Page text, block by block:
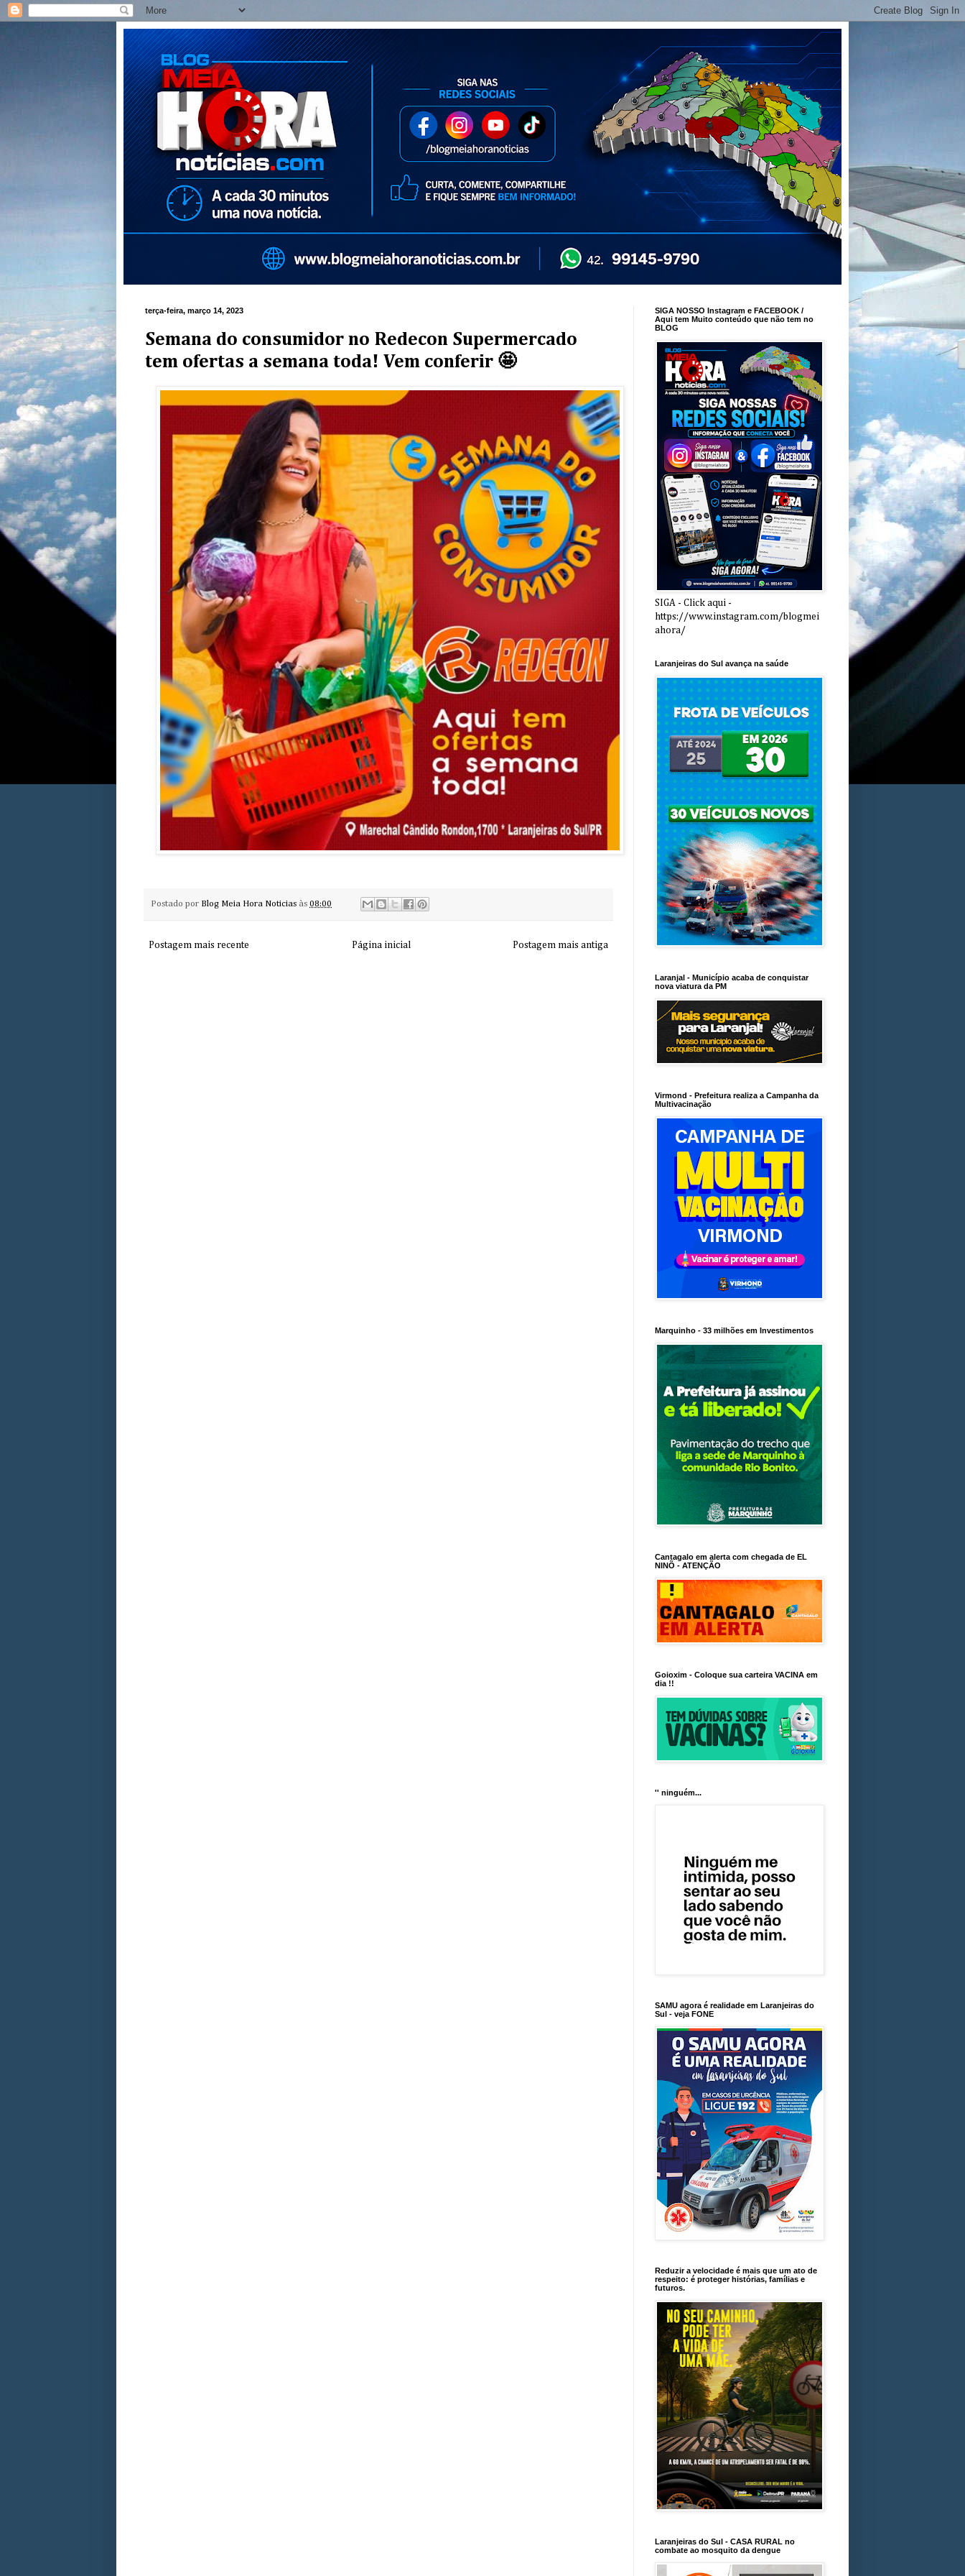
terça-feira, março 14, 2023
Semana do consumidor no Redecon Supermercado
tem ofertas a semana toda! Vem conferir 🤩
Postado por Blog Meia Hora Noticias às 08:00
Postagem mais recente Postagem mais antiga
Página inicial
SIGA NOSSO Instagram e FACEBOOK /
Aqui tem Muito conteúdo que não tem no
BLOG
SIGA - Click aqui -
https://www.instagram.com/blogmei
ahora/
Laranjeiras do Sul avança na saúde
Laranjal - Município acaba de conquistar
nova viatura da PM
Virmond - Prefeitura realiza a Campanha da
Multivacinação
Marquinho - 33 milhões em Investimentos
Cantagalo em alerta com chegada de EL
NINÕ - ATENÇÃO
Goioxim - Coloque sua carteira VACINA em
dia !!
'' ninguém...
SAMU agora é realidade em Laranjeiras do
Sul - veja FONE
Reduzir a velocidade é mais que um ato de
respeito: é proteger histórias, famílias e
futuros.
Laranjeiras do Sul - CASA RURAL no
combate ao mosquito da dengue